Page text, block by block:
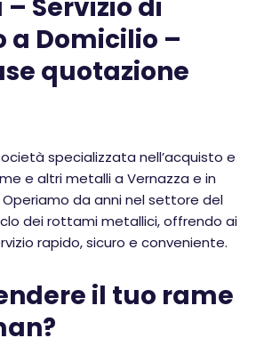
Servizio di
a Domicilio –
quotazione
specializzata nell’acquisto e
e altri metalli a Vernazza e in
da anni nel settore del
dei rottami metallici, offrendo ai
rapido, sicuro e conveniente.
il tuo rame